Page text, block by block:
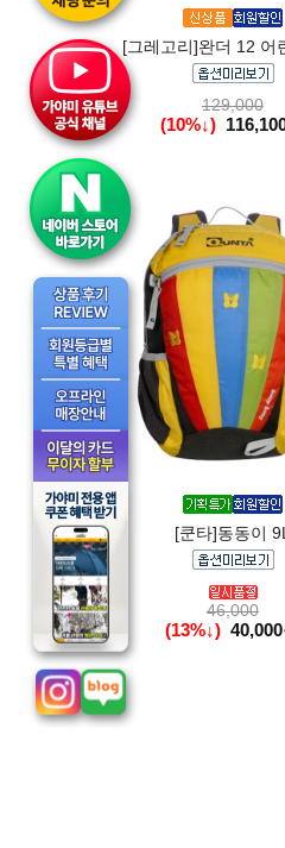
[그레고리]완더 12 어
129,000
(10%↓)
[쿤타]동동이 9L
46,000
(13%↓) 40,000